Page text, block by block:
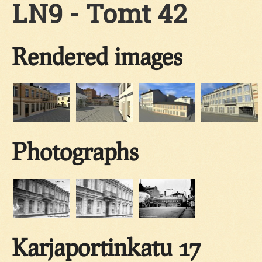
LN9 - Tomt 42
Rendered images
Photographs
Karjaportinkatu 17